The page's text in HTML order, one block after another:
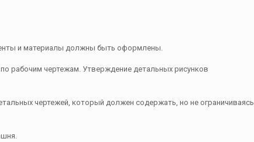
и материалы должны быть оформлены.
рабочим чертежам. Утверждение детальных рисунков
чертежей, который должен содержать, но не ограничиваясь,